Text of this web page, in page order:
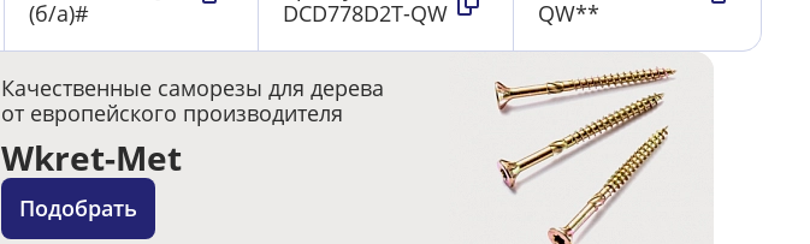
(б/а)#
DCD778D2T-QW
QW**
Качественные саморезы для дерева
от европейского производителя
Wkret-Met
Подобрать